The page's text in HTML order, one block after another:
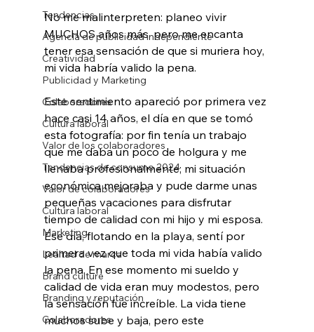
Tendencias
Agencia de publicidad independiente
Creatividad
Publicidad y Marketing
Colaboradores
Cultura laboral
Valor de los colaboradores
Tendencias de consumo 2024
Valor de colaboradores
Cultura laboral
Marketing
Lealtad de marca
Brand culture
Branding y reputación
Colaboradores
No me malinterpreten: planeo vivir
MUCHOS años más, pero me encanta
tener esa sensación de que si muriera hoy,
mi vida habría valido la pena.
Este sentimiento apareció por primera vez
hace casi 14 años, el día en que se tomó
esta fotografía: por fin tenía un trabajo
que me daba un poco de holgura y me
llenaba profesionalmente; mi situación
económica mejoraba y pude darme unas
pequeñas vacaciones para disfrutar
tiempo de calidad con mi hijo y mi esposa.
Ese día, flotando en la playa, sentí por
primera vez que toda mi vida había valido
la pena. En ese momento mi sueldo y
calidad de vida eran muy modestos, pero
la sensación fue increíble. La vida tiene
muchos sube y baja, pero este